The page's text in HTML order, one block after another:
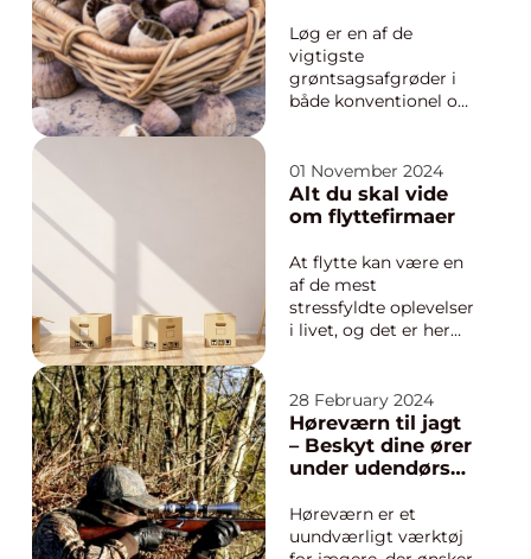
kombinerer målinger
fra sensorer på pælen
med avancerede
beregninger, så vi...
Løg er en af de
vigtigste
grøntsagsafgrøder i
både konventionel og
et jævnt udbytte med
god lagringsevne og
høj kvalitet, starter alt
standard. Frøets
sundhed, sortens
egenskaber og den
tek...
01 November 2024
Alt du skal vide
om flyttefirmaer
At flytte kan være en
af de mest
stressfyldte oplevelser
i livet, og det er her
flyttefirma kan gøre
hele processen lettere
og mere
overkommelig, men
vide hvad man...
28 February 2024
Høreværn til jagt
– Beskyt dine ører
under udendørs
Høreværn er et
uundværligt værktøj